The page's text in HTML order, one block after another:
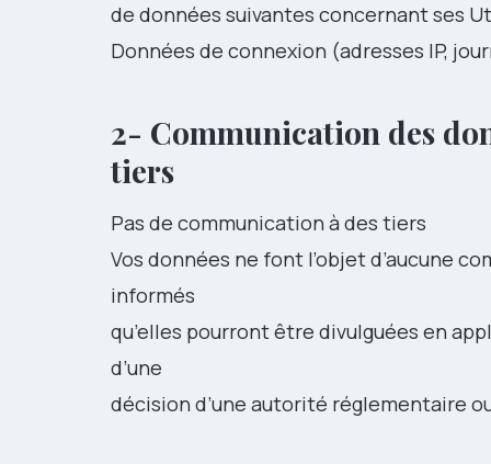
de données suivantes concernant ses
Données de connexion (adresses IP,
2- Communication des
tiers
Pas de communication à des tiers
Vos données ne font l’objet d’aucune
informés
qu’elles pourront être divulguées en
d’une
décision d’une autorité réglementaire